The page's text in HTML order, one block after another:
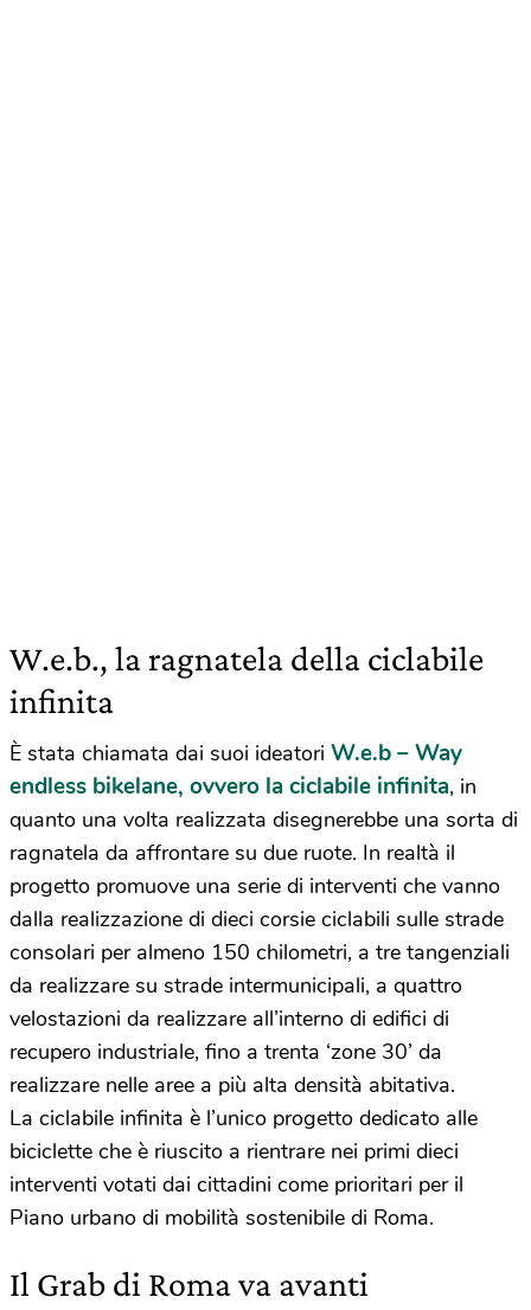
W.e.b., la ragnatela della ciclabile
infinita
È stata chiamata dai suoi ideatori W.e.b – Way
endless bikelane, ovvero la ciclabile infinita, in
quanto una volta realizzata disegnerebbe una sorta di
ragnatela da affrontare su due ruote. In realtà il
progetto promuove una serie di interventi che vanno
dalla realizzazione di dieci corsie ciclabili sulle strade
consolari per almeno 150 chilometri, a tre tangenziali
da realizzare su strade intermunicipali, a quattro
velostazioni da realizzare all’interno di edifici di
recupero industriale, fino a trenta ‘zone 30’ da
realizzare nelle aree a più alta densità abitativa.
La ciclabile infinita è l’unico progetto dedicato alle
biciclette che è riuscito a rientrare nei primi dieci
interventi votati dai cittadini come prioritari per il
Piano urbano di mobilità sostenibile di Roma.
Il Grab di Roma va avanti